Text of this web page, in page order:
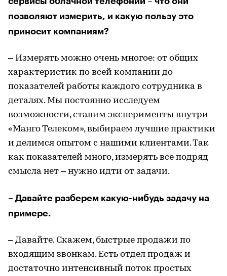
позволяют измерить, и какую пользу это
приносит компаниям?
– Измерять можно очень многое: от общих
характеристик по всей компании до
показателей работы каждого сотрудника в
деталях. Мы постоянно исследуем
возможности, ставим эксперименты внутри
«Манго Телеком», выбираем лучшие практики
и делимся опытом с нашими клиентами. Так
как показателей много, измерять все подряд
смысла нет – нужно идти от задачи.
– Давайте разберем какую-нибудь задачу на
примере.
– Давайте. Скажем, быстрые продажи по
входящим звонкам. Есть отдел продаж и
достаточно интенсивный поток простых